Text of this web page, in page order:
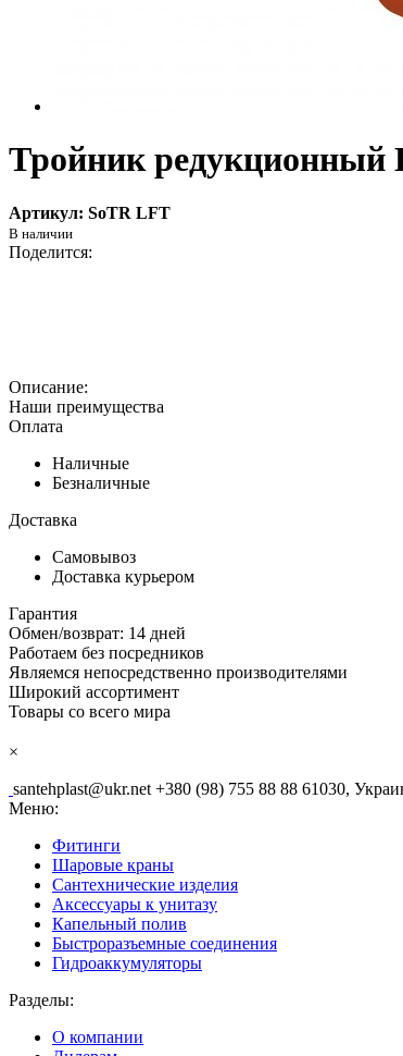
Тройник
Артикул: SoTR LFT
Наши преимущества
Оплата
Наличные
Безналичные
Доставка
Самовывоз
Доставка курьером
Гарантия
Обмен/возврат: 14 дней
Работаем без посредников
Являемся непосредственно производителями
Широкий ассортимент
Товары со всего мира
×
santehplast@ukr.net +380 (98) 755 88 88 61030,
Меню:
Фитинги
Шаровые краны
Сантехнические изделия
Аксессуары к унитазу
Капельный полив
Быстроразъемные соединения
Гидроаккумуляторы
Разделы:
О компании